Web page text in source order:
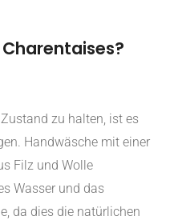
zu halten, ist es
Handwäsche mit einer
Filz und Wolle
Wasser und das
da dies die natürlichen